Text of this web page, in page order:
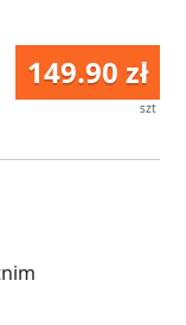
149.90 zł
szt